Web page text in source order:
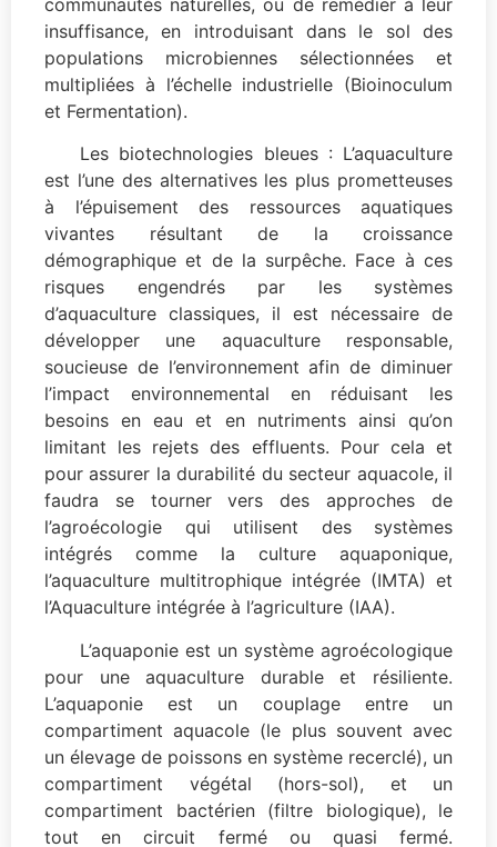
insuffisance, en introduisant dans le sol des
populations microbiennes sélectionnées et
multipliées à l’échelle industrielle (Bioinoculum
et Fermentation).
Les biotechnologies bleues : L’aquaculture
est l’une des alternatives les plus prometteuses
à l’épuisement des ressources aquatiques
vivantes résultant de la croissance
démographique et de la surpêche. Face à ces
risques engendrés par les systèmes
d’aquaculture classiques, il est nécessaire de
développer une aquaculture responsable,
soucieuse de l’environnement afin de diminuer
l’impact environnemental en réduisant les
besoins en eau et en nutriments ainsi qu’on
limitant les rejets des effluents. Pour cela et
pour assurer la durabilité du secteur aquacole, il
faudra se tourner vers des approches de
l’agroécologie qui utilisent des systèmes
intégrés comme la culture aquaponique,
l’aquaculture multitrophique intégrée (IMTA) et
l’Aquaculture intégrée à l’agriculture (IAA).
L’aquaponie est un système agroécologique
pour une aquaculture durable et résiliente.
L’aquaponie est un couplage entre un
compartiment aquacole (le plus souvent avec
un élevage de poissons en système recerclé), un
compartiment végétal (hors-sol), et un
compartiment bactérien (filtre biologique), le
tout en circuit fermé ou quasi fermé.